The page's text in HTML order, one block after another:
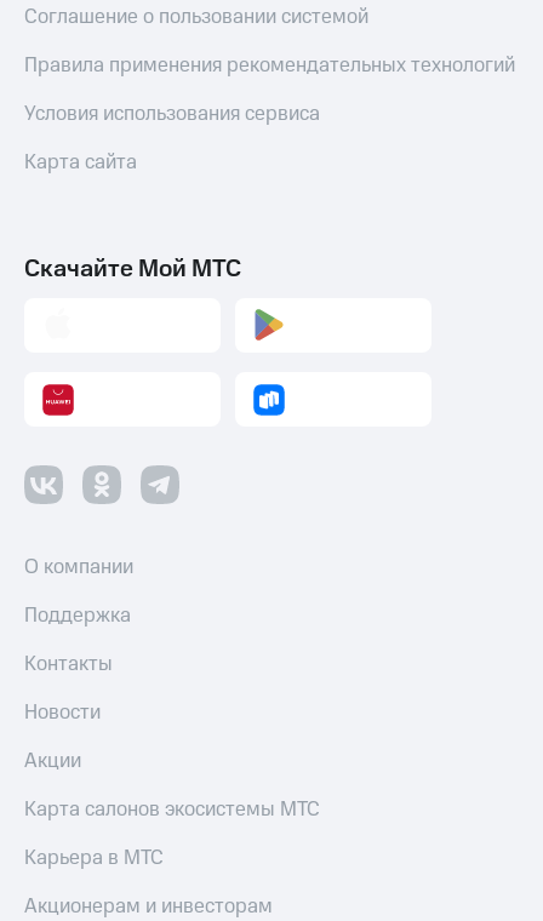
Соглашение о пользовании системой
Правила применения рекомендательных технологий
Условия использования сервиса
Карта сайта
Скачайте Мой МТС
О компании
Поддержка
Контакты
Новости
Акции
Карта салонов экосистемы МТС
Карьера в МТС
Акционерам и инвесторам